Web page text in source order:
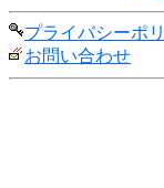
プライバシーポ
お問い合わせ